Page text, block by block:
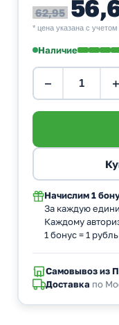
62,95
* цена указана с
Наличие
− +
Начислим 1
За каждую
Каждому
1 бонус = 1
Самовывоз из
Доставка по